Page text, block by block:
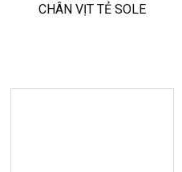
CHÂN VỊT TẺ SOLE